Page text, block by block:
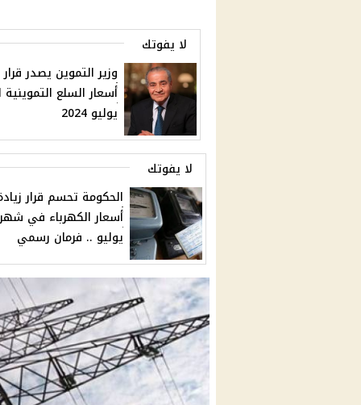
لا يفوتك
وزير التموين يصدر
أسعار السلع
يوليو 2024
لا يفوتك
الحكومة تحسم قرار
أسعار الكهرباء في شهر
يوليو .. فرمان رسمي